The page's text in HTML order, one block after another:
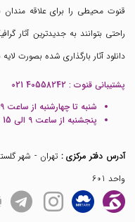
قنوت محیطی را برای علاقه
راحتی بتوانند به جدیدترین آثار
دانلود آثار بارگذاری شده بصورت لایه
پشتیبانی قنوت : 021 40558242
شنبه تا چهارشنبه از ساعت 9 الی 17
پنجشنبه از ساعت 9 الی 15
آدرس دفتر مرکزی :
واحد 601